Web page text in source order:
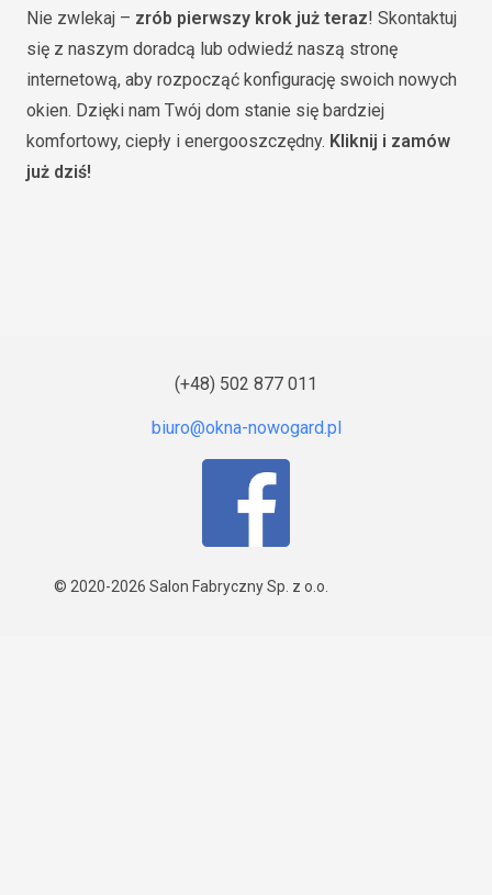
Nie zwlekaj – zrób pierwszy krok już teraz! Skontaktuj
się z naszym doradcą lub odwiedź naszą stronę
internetową, aby rozpocząć konfigurację swoich nowych
okien. Dzięki nam Twój dom stanie się bardziej
komfortowy, ciepły i energooszczędny. Kliknij i zamów
już dziś!
(+48) 502 877 011
© 2020-2026 Salon Fabryczny Sp. z o.o.